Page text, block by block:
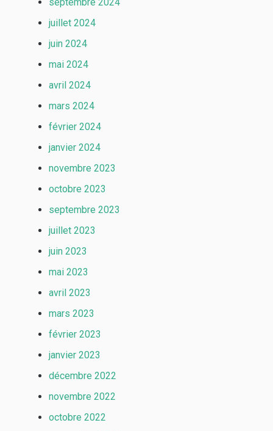
juillet 2024
juin 2024
mai 2024
avril 2024
mars 2024
février 2024
janvier 2024
novembre 2023
octobre 2023
septembre 2023
juillet 2023
juin 2023
mai 2023
avril 2023
mars 2023
février 2023
janvier 2023
décembre 2022
novembre 2022
octobre 2022